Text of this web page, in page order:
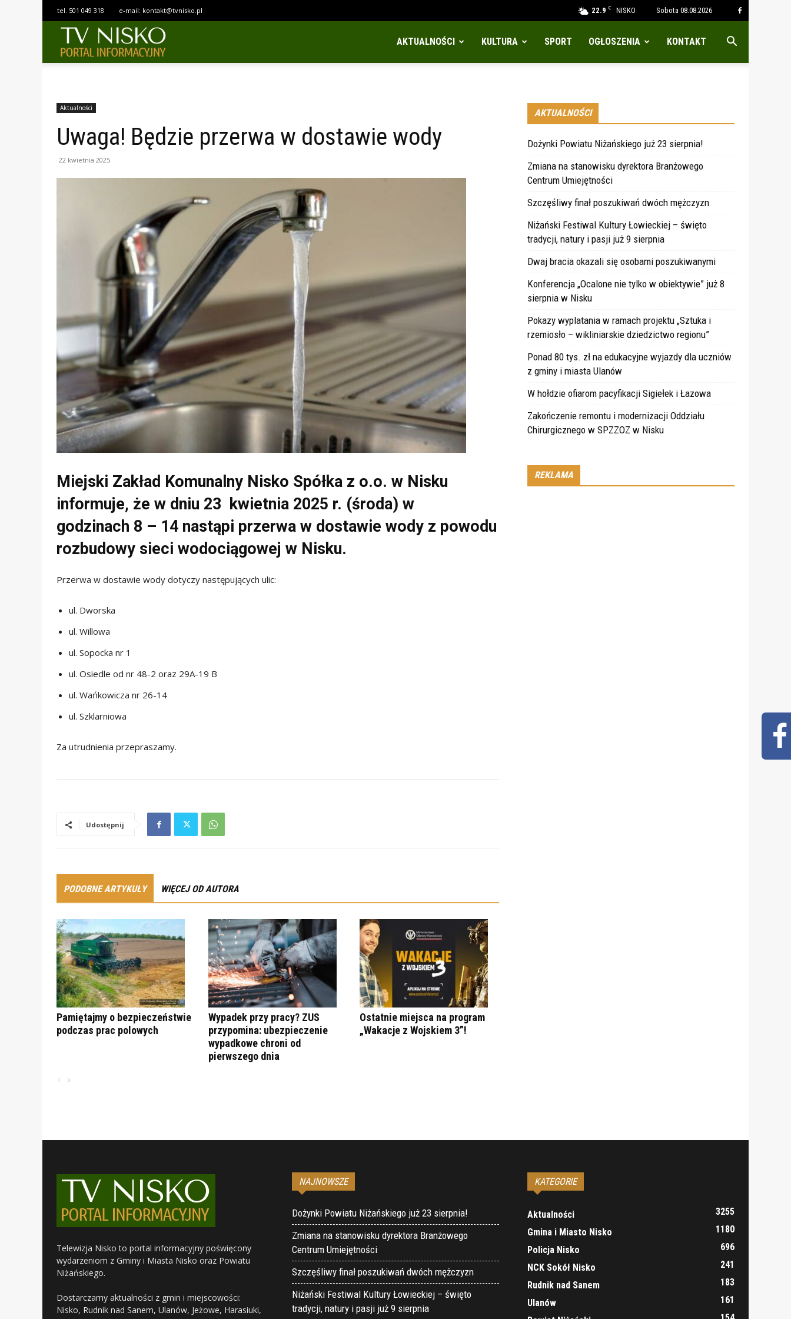
22.9 C NISKO Sobota 08.08.2026
tel. 501 049 318 e-mail: kontakt@tvnisko.pl
AKTUALNOŚCI KULTURA SPORT OGŁOSZENIA KONTAKT
Aktualności
Uwaga! Będzie przerwa w dostawie wody
22 kwietnia 2025
Miejski Zakład Komunalny Nisko Spółka z o.o. w Nisku
informuje, że w dniu 23 kwietnia 2025 r. (środa) w
godzinach 8 – 14 nastąpi przerwa w dostawie wody z powodu
rozbudowy sieci wodociągowej w Nisku.
Przerwa w dostawie wody dotyczy następujących ulic:
ul. Dworska
ul. Willowa
ul. Sopocka nr 1
ul. Osiedle od nr 48-2 oraz 29A-19 B
ul. Wańkowicza nr 26-14
ul. Szklarniowa
Za utrudnienia przepraszamy.
Udostępnij
PODOBNE ARTYKUŁY WIĘCEJ OD AUTORA
Pamiętajmy o bezpieczeństwie
podczas prac polowych
Wypadek przy pracy? ZUS
przypomina: ubezpieczenie
wypadkowe chroni od
pierwszego dnia
Ostatnie miejsca na program
„Wakacje z Wojskiem 3”!
AKTUALNOŚCI
Dożynki Powiatu Niżańskiego już 23 sierpnia!
Zmiana na stanowisku dyrektora Branżowego
Centrum Umiejętności
Szczęśliwy finał poszukiwań dwóch mężczyzn
Niżański Festiwal Kultury Łowieckiej – święto
tradycji, natury i pasji już 9 sierpnia
Dwaj bracia okazali się osobami poszukiwanymi
Konferencja „Ocalone nie tylko w obiektywie” już 8
sierpnia w Nisku
Pokazy wyplatania w ramach projektu „Sztuka i
rzemiosło – wikliniarskie dziedzictwo regionu”
Ponad 80 tys. zł na edukacyjne wyjazdy dla uczniów
z gminy i miasta Ulanów
W hołdzie ofiarom pacyfikacji Sigiełek i Łazowa
Zakończenie remontu i modernizacji Oddziału
Chirurgicznego w SPZZOZ w Nisku
REKLAMA
Telewizja Nisko to portal informacyjny poświęcony
wydarzeniom z Gminy i Miasta Nisko oraz Powiatu
Niżańskiego.
Dostarczamy aktualności z gmin i miejscowości:
Nisko, Rudnik nad Sanem, Ulanów, Jeżowe, Harasiuki,
NAJNOWSZE
Dożynki Powiatu Niżańskiego już 23 sierpnia!
Zmiana na stanowisku dyrektora Branżowego
Centrum Umiejętności
Szczęśliwy finał poszukiwań dwóch mężczyzn
Niżański Festiwal Kultury Łowieckiej – święto
tradycji, natury i pasji już 9 sierpnia
KATEGORIE
Aktualności
3255
Gmina i Miasto Nisko
1180
Policja Nisko
696
NCK Sokół Nisko
241
Rudnik nad Sanem
183
Ulanów
161